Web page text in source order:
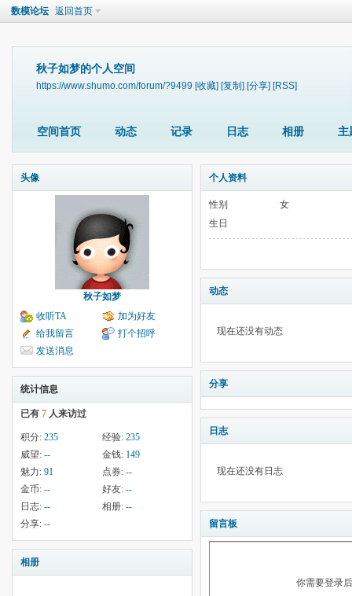
数模论坛 返回首页
秋子如梦的个人空间
https://www.shumo.com/forum/?9499 [收藏] [复制] [分享] [RSS]
空间首页 动态 记录 日志 相册 主
头像
秋子如梦
收听TA
加为好友
给我留言
打个招呼
发送消息
统计信息
已有 7 人来访过
积分: 235 经验: 235
威望: -- 金钱: 149
魅力: 91 点券: --
金币: -- 好友: --
日志: -- 相册: --
分享: --
相册
个人资料
性别
女
生日
动态
现在还没有动态
分享
日志
现在还没有日志
留言板
你需要登录